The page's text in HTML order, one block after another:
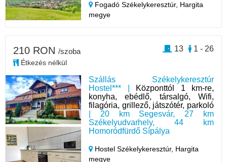
Fogadó Székelykeresztúr, Hargita
megye
Szállás Székelykeresztúr
Hostel*** |
Központtól 1 km-re,
konyha, ebédlő, társalgó, Wifi,
filagória, grillező, játszótér, parkoló
| 20 km Segesvár, 27 km
Székelyudvarhely, 44 km
Homoródfürdő Sípálya
Hostel Székelykeresztúr, Hargita
megye
210 RON /szoba
Étkezés nélkül
1 - 26
13